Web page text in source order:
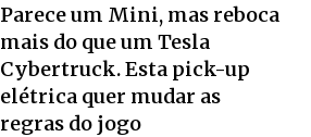
Parece um Mini, mas reboca
mais do que um Tesla
Cybertruck. Esta pick-up
elétrica quer mudar as
regras do jogo